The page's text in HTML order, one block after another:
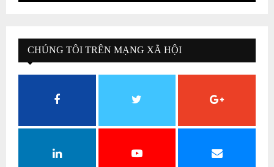
CHÚNG TÔI TRÊN MẠNG XÃ HỘI